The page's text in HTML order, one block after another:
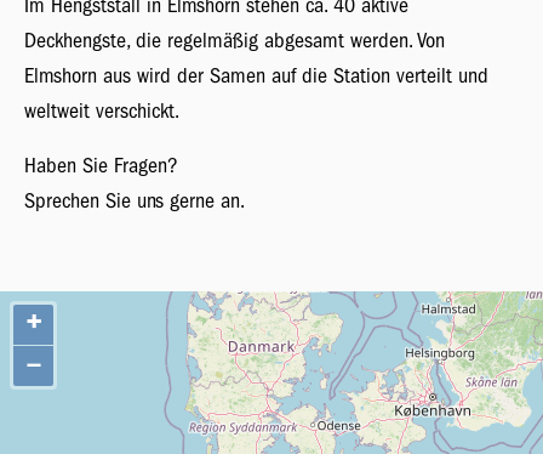
Im Hengststall in Elmshorn stehen ca. 40 aktive
Deckhengste, die regelmäßig abgesamt werden. Von
Elmshorn aus wird der Samen auf die Station verteilt und
weltweit verschickt.
Haben Sie Fragen?
Sprechen Sie uns gerne an.
+
−